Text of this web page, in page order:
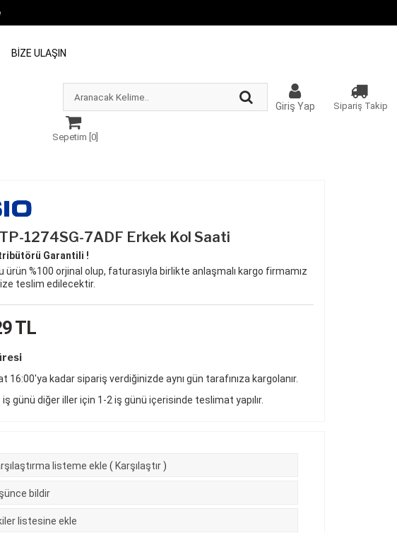
BIZE ULAŞIN
Giriş Yap Sipariş Takip
Sepetim [ 0]
1274SG-7ADF Erkek Kol Saati
Garantili !
ürün %100 orjinal olup, faturasıyla birlikte anlaşmalı kargo firmamız
teslim edilecektir.
TL
16:00'ya kadar sipariş verdiğinizde aynı gün tarafınıza kargolanır.
iş günü diğer iller için 1-2 iş günü içerisinde teslimat yapılır.
listeme ekle ( Karşılaştır )
bildir
listesine ekle